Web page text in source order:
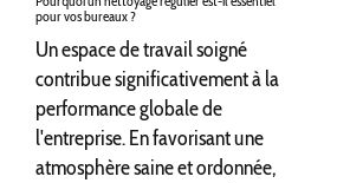
pour vos bureaux ?
Un espace de travail soigné
contribue significativement à la
performance globale de
l'entreprise. En favorisant une
atmosphère saine et ordonnée,